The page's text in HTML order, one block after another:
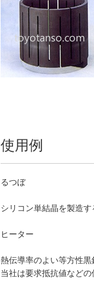
使用例
るつぼ
シリコン単結晶を製造
ヒーター
熱伝導率のよい等方性黒
当社は要求抵抗値など